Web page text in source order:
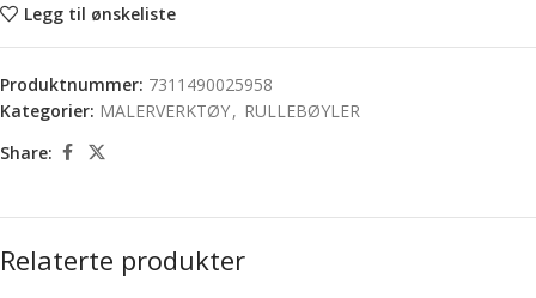
Legg til ønskeliste
Produktnummer: 7311490025958
Kategorier: MALERVERKTØY, RULLEBØYLER
Share:
Relaterte produkter